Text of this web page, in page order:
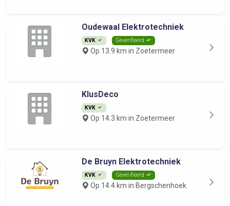
Oudewaal Elektrotechniek
KVK Geverifieerd
Op 13.9 km in Zoetermeer
KlusDeco
KVK
Op 14.3 km in Zoetermeer
De Bruyn Elektrotechniek
KVK Geverifieerd
Op 14.4 km in Bergschenhoek